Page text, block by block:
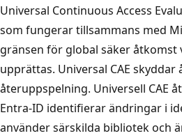
Universal Continuous Access
som fungerar tillsammans med
gränsen för global säker
upprättas. Universal CAE
återuppspelning. Universell CAE
Entra-ID identifierar ändringar i
använder särskilda bibliotek och